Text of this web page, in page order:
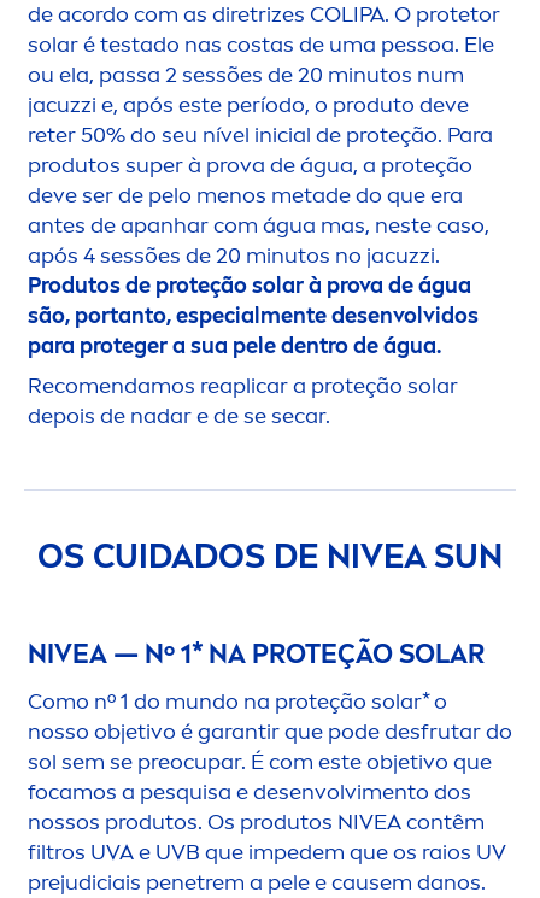
de acordo com as diretrizes COLIPA. O protetor
solar é testado nas costas de uma pessoa. Ele
ou ela, passa 2 sessões de 20 minutos num
jacuzzi e, após este período, o produto deve
reter 50% do seu nível inicial de proteção. Para
produtos super à prova de água, a proteção
deve ser de pelo menos metade do que era
antes de apanhar com água mas, neste caso,
após 4 sessões de 20 minutos no jacuzzi.
Produtos de proteção solar à prova de água
são, portanto, especialmente desenvolvidos
para proteger a sua pele dentro de água.
Recomendamos reaplicar a proteção solar
depois de nadar e de se secar.
OS CUIDADOS DE NIVEA SUN
NIVEA — Nº 1* NA PROTEÇÃO SOLAR
Como nº 1 do mundo na proteção solar* o
nosso objetivo é garantir que pode desfrutar do
sol sem se preocupar. É com este objetivo que
focamos a pesquisa e desenvolvimento dos
nossos produtos. Os produtos NIVEAcontêm
filtros UVA e UVB que impedem que os raios UV
prejudiciais penetrem a pele e causem danos.